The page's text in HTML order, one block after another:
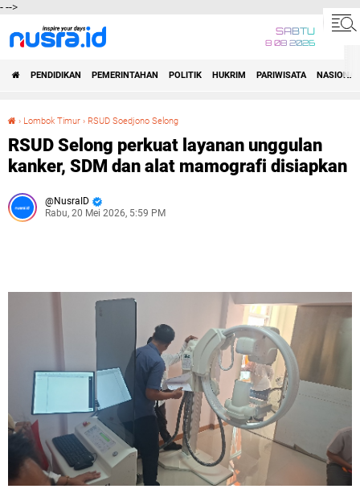
--->
SABTU
8 08 2026
PENDIDIKAN PEMERINTAHAN POLITIK HUKRIM PARIWISATA NASIONAL
› Lombok Timur › RSUD Soedjono Selong
RSUD Selong perkuat layanan unggulan
kanker, SDM dan alat mamografi disiapkan
NusraID
Rabu, 20 Mei 2026, 5:59 PM